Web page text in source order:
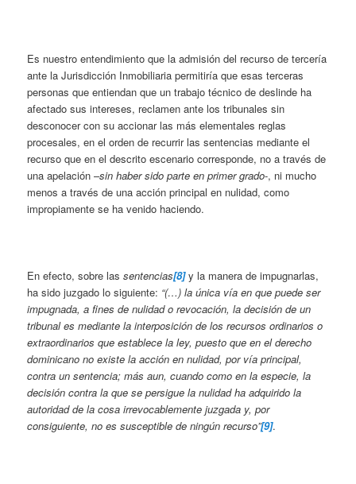
Es nuestro entendimiento que la admisión del recurso de tercería
ante la Jurisdicción Inmobiliaria permitiría que esas terceras
personas que entiendan que un trabajo técnico de deslinde ha
afectado sus intereses, reclamen ante los tribunales sin
desconocer con su accionar las más elementales reglas
procesales, en el orden de recurrir las sentencias mediante el
recurso que en el descrito escenario corresponde, no a través de
una apelación –sin haber sido parte en primer grado-, ni mucho
menos a través de una acción principal en nulidad, como
impropiamente se ha venido haciendo.
En efecto, sobre lassentencias[8]y la manera de impugnarlas,
ha sido juzgado lo siguiente: “(…) la única vía en que puede ser
impugnada, a fines de nulidad o revocación, la decisión de un
tribunal es mediante la interposición de los recursos ordinarios o
extraordinarios que establece la ley, puesto que en el derecho
dominicano no existe la acción en nulidad, por vía principal,
contra un sentencia; más aun, cuando como en la especie, la
decisión contra la que se persigue la nulidad ha adquirido la
autoridad de la cosa irrevocablemente juzgada y, por
consiguiente, no es susceptible de ningún recurso”[9].